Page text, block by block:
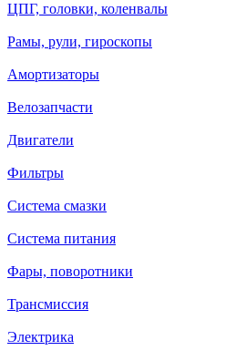
ЦПГ, головки, коленвалы
Рамы, рули, гироскопы
Амортизаторы
Велозапчасти
Двигатели
Фильтры
Система смазки
Система питания
Фары, поворотники
Трансмиссия
Электрика